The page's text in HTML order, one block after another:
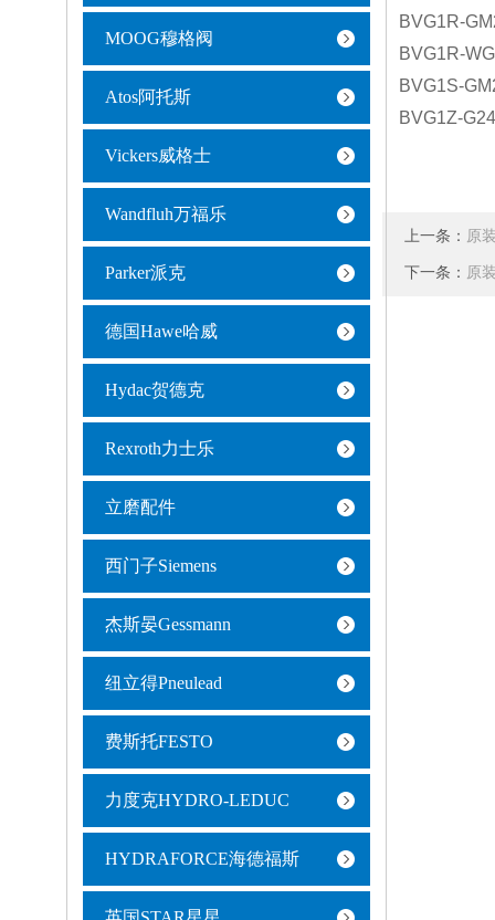
MOOG穆格阀
Atos阿托斯
Vickers威格士
Wandfluh万福乐
Parker派克
德国Hawe哈威
Hydac贺德克
Rexroth力士乐
立磨配件
西门子Siemens
杰斯晏Gessmann
纽立得Pneulead
费斯托FESTO
力度克HYDRO-LEDUC
HYDRAFORCE海德福斯
BVG1R-
BVG1R-
BVG1S-
BVG1Z-
上一条： 原
下一条： 原